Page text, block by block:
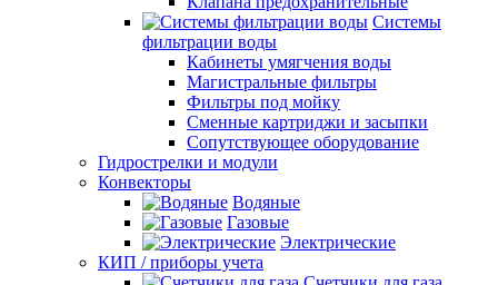
Системы
фильтрации воды
Кабинеты умягчения воды
Магистральные фильтры
Фильтры под мойку
Сменные картриджи и засыпки
Сопутствующее оборудование
Гидрострелки и модули
Конвекторы
Водяные
Газовые
Электрические
КИП / приборы учета